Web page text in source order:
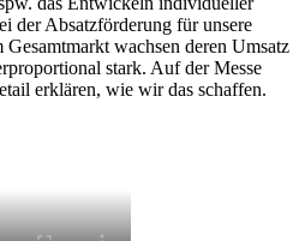
der Absatzförderung für unsere
wachsen deren Umsatz
stark. Auf der Messe
erklären, wie wir das schaffen.